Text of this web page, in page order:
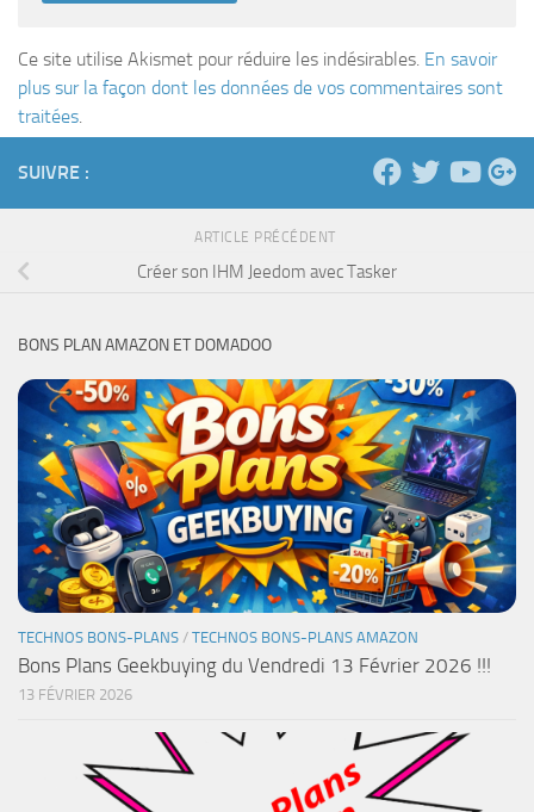
Ce site utilise Akismet pour réduire les indésirables. En savoir
plus sur la façon dont les données de vos commentaires sont
traitées
SUIVRE :
ARTICLE PRÉCÉDENT
Créer son IHM Jeedom avec Tasker
BONS PLAN AMAZON ET DOMADOO
TECHNOS BONS-PLANS / TECHNOS BONS-PLANS AMAZON
Bons Plans Geekbuying du Vendredi 13 Février 2026 !!!
13 FÉVRIER 2026